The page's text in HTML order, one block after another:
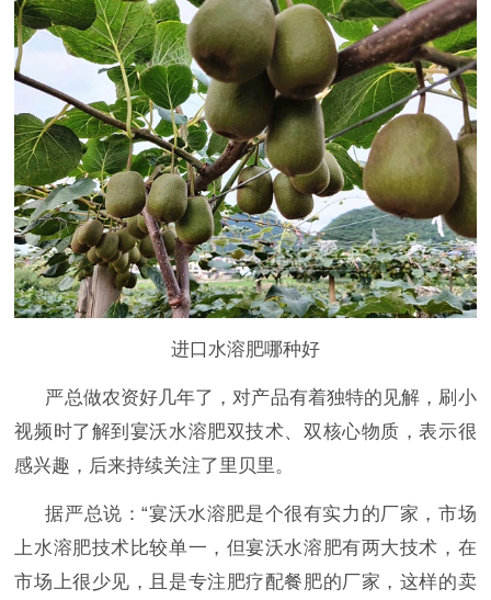
进口水溶肥哪种好
严总做农资好几年了，对产品有着独特的见解，刷小
视频时了解到宴沃水溶肥双技术、双核心物质，表示很
感兴趣，后来持续关注了里贝里。
据严总说：“宴沃水溶肥是个很有实力的厂家，市场
上水溶肥技术比较单一，但宴沃水溶肥有两大技术，在
市场上很少见，且是专注肥疗配餐肥的厂家，这样的卖